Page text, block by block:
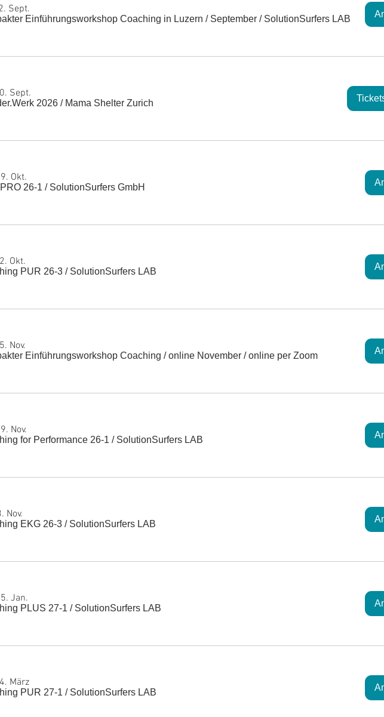
Sept.
Einführungsworkshop Coaching in Luzern / September / SolutionSurfers LAB
Sept.
2026 / Mama Shelter Zurich
Okt.
26-1 / SolutionSurfers GmbH
Okt.
PUR 26-3 / SolutionSurfers LAB
Nov.
Einführungsworkshop Coaching / online November /online per Zoom
Nov.
for Performance 26-1 / SolutionSurfers LAB
Nov.
EKG 26-3 / SolutionSurfers LAB
Jan.
PLUS 27-1 / SolutionSurfers LAB
März
PUR 27-1 / SolutionSurfers LAB